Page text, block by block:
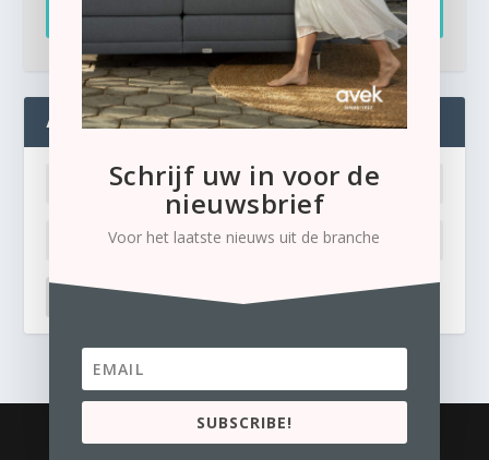
Inschrijven
ADMIN
Ik ben mijn wachtwoord kwijt
Business Content Media
Schrijf uw in voor de
nieuwsbrief
Voor het laatste nieuws uit de branche
SUBSCRIBE!